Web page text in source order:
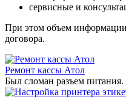
сервисные и
При этом объем информации
договора.
Ремонт кассы Атол
Был сломан разъем питания.